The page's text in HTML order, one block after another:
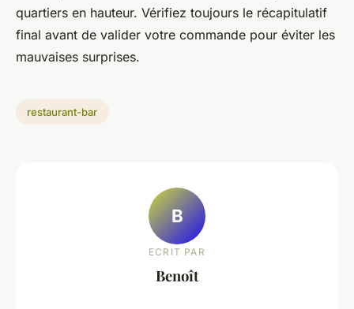
quartiers en hauteur. Vérifiez toujours le récapitulatif
final avant de valider votre commande pour éviter les
mauvaises surprises.
restaurant-bar
B
ECRIT PAR
Benoît